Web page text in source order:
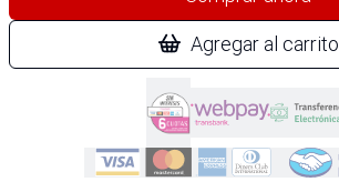
Agregar al carrito